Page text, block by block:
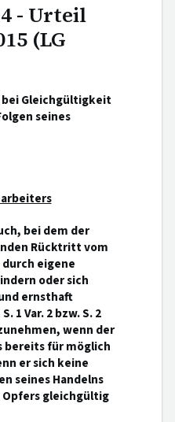
- Urteil
(LG
Gleichgültigkeit
seines
bei dem der
Rücktritt vom
durch eigene
oder sich
ernsthaft
1 Var. 2 bzw. S. 2
wenn der
bereits für möglich
er sich keine
seines Handelns
Opfers gleichgültig